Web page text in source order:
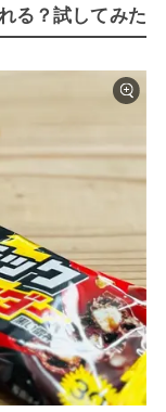
る？試してみた